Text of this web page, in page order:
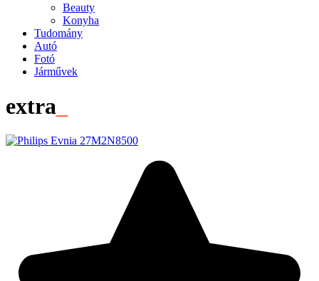
Beauty
Konyha
Tudomány
Autó
Fotó
Járművek
extra